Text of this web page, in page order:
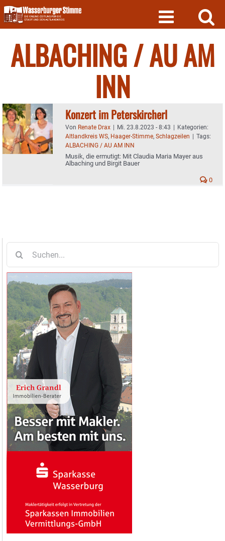
Skip
to
content
ALBACHING / AU AM
INN
Konzert im Peterskircherl
Von Renate Drax | Mi. 23.8.2023 - 8:43 | Kategorien:
Altlandkreis WS, Haager-Stimme, Schlagzeilen | Tags:
ALBACHING / AU AM INN
Musik, die ermutigt: Mit Claudia Maria Mayer aus
Albaching und Birgit Bauer
0
nach: